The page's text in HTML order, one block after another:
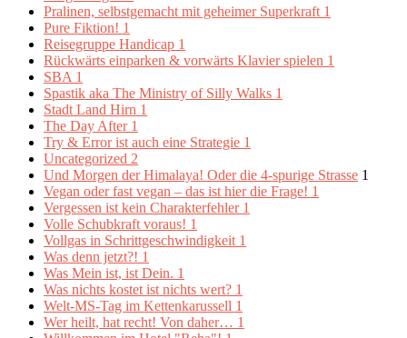
Pralinen, selbstgemacht mit geheimer Superkraft 1
Pure Fiktion! 1
Reisegruppe Handicap 1
Rückwärts einparken & vorwärts Klavier spielen 1
SBA 1
Spastik aka The Ministry of Silly Walks 1
Stadt Land Hirn 1
The Day After 1
Try & Error ist auch eine Strategie 1
Uncategorized 2
Und Morgen der Himalaya! Oder die 4-spurige Strasse 1
Vegan oder fast vegan – das ist hier die Frage! 1
Vergessen ist kein Charakterfehler 1
Volle Schubkraft voraus! 1
Vollgas in Schrittgeschwindigkeit 1
Was denn jetzt?! 1
Was Mein ist, ist Dein. 1
Was nichts kostet ist nichts wert? 1
Welt-MS-Tag im Kettenkarussell 1
Wer heilt, hat recht! Von daher… 1